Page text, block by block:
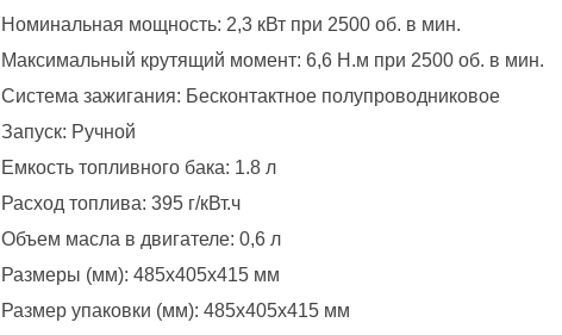
Номинальная мощность: 2,3 кВт при 2500 об. в мин.
Максимальный крутящий момент: 6,6 Н.м при 2500 об. в мин.
Система зажигания: Бесконтактное полупроводниковое
Запуск: Ручной
Емкость топливного бака: 1.8 л
Расход топлива: 395 г/кВт.ч
Объем масла в двигателе: 0,6 л
Размеры (мм): 485х405х415 мм
Размер упаковки (мм): 485х405х415 мм